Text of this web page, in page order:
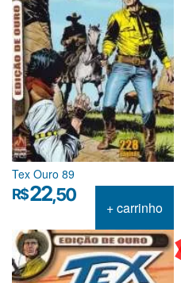
Tex Ouro 89
R$22,50
+ carrinho